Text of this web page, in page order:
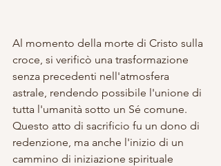
Al momento della morte di Cristo sulla
croce, si verificò una trasformazione
senza precedenti nell'atmosfera
astrale, rendendo possibile l'unione di
tutta l'umanità sotto un Sé comune.
Questo atto di sacrificio fu un dono di
redenzione, ma anche l'inizio di un
cammino di iniziazione spirituale